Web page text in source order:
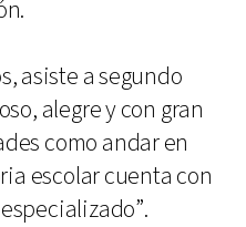
asiste a segundo
alegre y con gran
como andar en
escolar cuenta con